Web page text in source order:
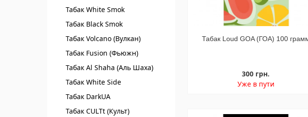
Табак White Smok
Табак Black Smok
Табак Volcano (Вулкан)
Табак Fusion (Фьюжн)
Табак Al Shaha (Аль Шаха)
Табак White Side
Табак DarkUA
Табак CULTt (Культ)
Табак Loud GOA (ГОА) 100
300 грн.
Уже в пути